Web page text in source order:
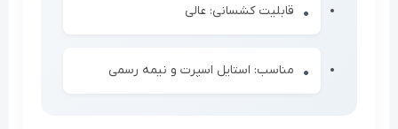
قابلیت کشسانی: عالی
مناسب: استایل اسپرت و نیمه رسمی